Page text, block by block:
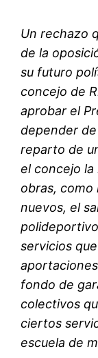
Un rechazo
de la
su futuro
concejo de
aprobar el
depender
reparto de
el concejo
obras, como
nuevos, el
servicios
fondo de
colectivos
ciertos
escuela de